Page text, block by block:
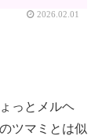
2026.02.01
っとメルヘ
ツマミとは似